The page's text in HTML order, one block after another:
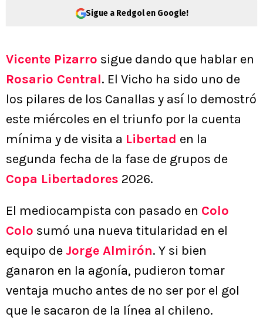
Sigue a Redgol en Google!
Vicente Pizarro sigue dando que hablar en
Rosario Central. El Vicho ha sido uno de
los pilares de los Canallas y así lo demostró
este miércoles en el triunfo por la cuenta
mínima y de visita a Libertad en la
segunda fecha de la fase de grupos de
Copa Libertadores 2026.
El mediocampista con pasado en Colo
Colo sumó una nueva titularidad en el
equipo de Jorge Almirón. Y si bien
ganaron en la agonía, pudieron tomar
ventaja mucho antes de no ser por el gol
que le sacaron de la línea al chileno.